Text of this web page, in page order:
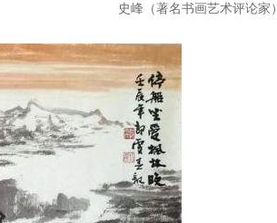
史峰（著名书画艺术评论家）